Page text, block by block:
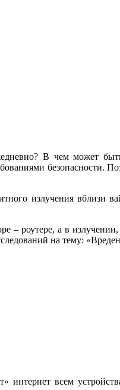
В чем может
безопасности.
излучения вблизи
– роутере, а в
на тему:
интернет всем